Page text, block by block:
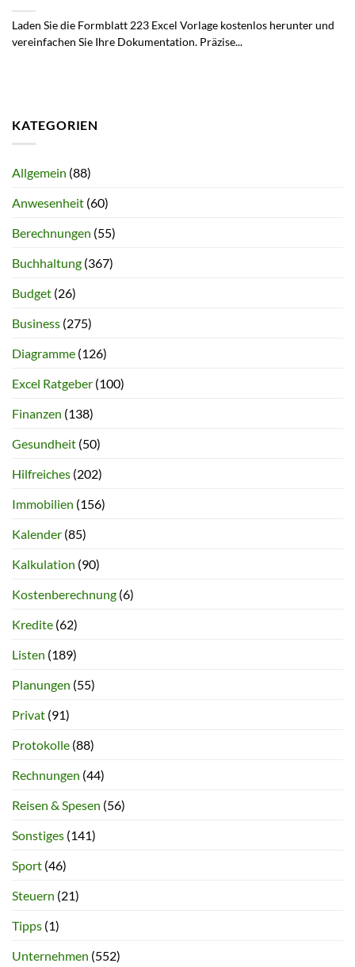
Laden Sie die Formblatt 223 Excel Vorlage kostenlos herunter und
vereinfachen Sie Ihre Dokumentation. Präzise...
KATEGORIEN
Allgemein (88)
Anwesenheit (60)
Berechnungen (55)
Buchhaltung (367)
Budget (26)
Business (275)
Diagramme (126)
Excel Ratgeber (100)
Finanzen (138)
Gesundheit (50)
Hilfreiches (202)
Immobilien (156)
Kalender (85)
Kalkulation (90)
Kostenberechnung (6)
Kredite (62)
Listen (189)
Planungen (55)
Privat (91)
Protokolle (88)
Rechnungen (44)
Reisen & Spesen (56)
Sonstiges (141)
Sport (46)
Steuern (21)
Tipps (1)
Unternehmen (552)